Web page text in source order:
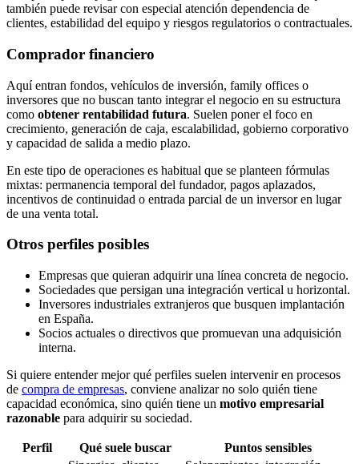
también puede revisar con especial atención dependencia de
clientes, estabilidad del equipo y riesgos regulatorios o contractuales.
Comprador financiero
Aquí entran fondos, vehículos de inversión, family offices o
inversores que no buscan tanto integrar el negocio en su estructura
como obtener rentabilidad futura. Suelen poner el foco en
crecimiento, generación de caja, escalabilidad, gobierno corporativo
y capacidad de salida a medio plazo.
En este tipo de operaciones es habitual que se planteen fórmulas
mixtas: permanencia temporal del fundador, pagos aplazados,
incentivos de continuidad o entrada parcial de un inversor en lugar
de una venta total.
Otros perfiles posibles
Empresas que quieran adquirir una línea concreta de negocio.
Sociedades que persigan una integración vertical u horizontal.
Inversores industriales extranjeros que busquen implantación
en España.
Socios actuales o directivos que promuevan una adquisición
interna.
Si quiere entender mejor qué perfiles suelen intervenir en procesos
de compra de empresas, conviene analizar no solo quién tiene
capacidad económica, sino quién tiene un motivo empresarial
razonable para adquirir su sociedad.
Perfil Qué suele buscar Puntos sensibles